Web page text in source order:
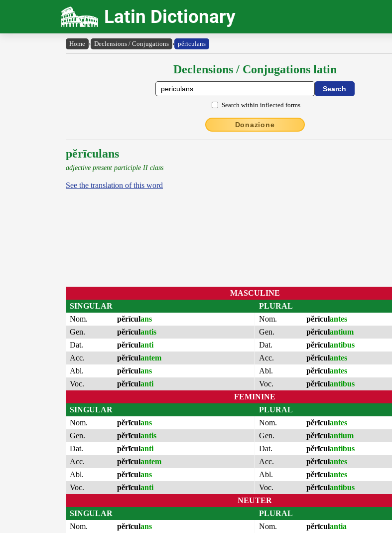
Latin Dictionary
Home › Declensions / Conjugations › pĕrīculans
Declensions / Conjugations latin
Search within inflected forms
Donazione
pĕrīculans
adjective present participle II class
See the translation of this word
MASCULINE
SINGULAR
Nom.
pĕrīculans
Gen.
pĕrīculantis
Dat.
pĕrīculanti
Acc.
pĕrīculantem
Abl.
pĕrīculans
Voc.
pĕrīculanti
PLURAL
Nom.
pĕrīculantes
Gen.
pĕrīculantium
Dat.
pĕrīculantibus
Acc.
pĕrīculantes
Abl.
pĕrīculantes
Voc.
pĕrīculantibus
FEMININE
SINGULAR
Nom.
pĕrīculans
Gen.
pĕrīculantis
Dat.
pĕrīculanti
Acc.
pĕrīculantem
Abl.
pĕrīculans
Voc.
pĕrīculanti
PLURAL
Nom.
pĕrīculantes
Gen.
pĕrīculantium
Dat.
pĕrīculantibus
Acc.
pĕrīculantes
Abl.
pĕrīculantes
Voc.
pĕrīculantibus
NEUTER
SINGULAR
Nom.
pĕrīculans
PLURAL
Nom.
pĕrīculantia